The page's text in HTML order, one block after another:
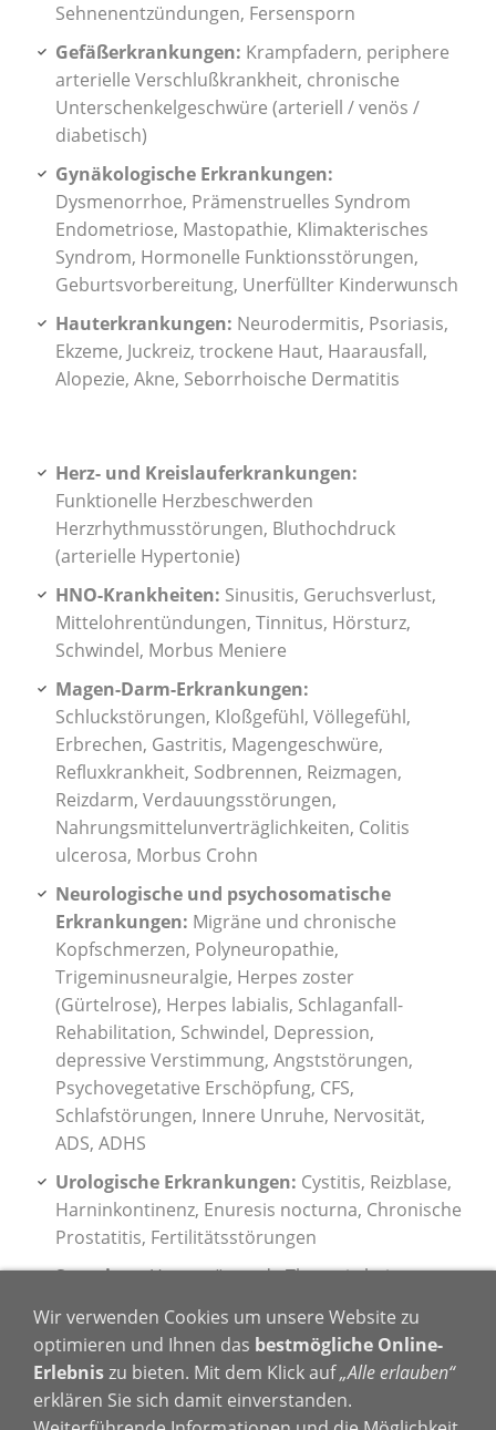
Sehnenentzündungen, Fersensporn
Gefäßerkrankungen: Krampfadern, periphere
arterielle Verschlußkrankheit, chronische
Unterschenkelgeschwüre (arteriell / venös /
diabetisch)
Gynäkologische Erkrankungen:
Dysmenorrhoe, Prämenstruelles Syndrom
Endometriose, Mastopathie, Klimakterisches
Syndrom, Hormonelle Funktionsstörungen,
Geburtsvorbereitung, Unerfüllter Kinderwunsch
Hauterkrankungen: Neurodermitis, Psoriasis,
Ekzeme, Juckreiz, trockene Haut, Haarausfall,
Alopezie, Akne, Seborrhoische Dermatitis
Herz- und Kreislauferkrankungen:
Funktionelle Herzbeschwerden
Herzrhythmusstörungen, Bluthochdruck
(arterielle Hypertonie)
HNO-Krankheiten: Sinusitis, Geruchsverlust,
Mittelohrentündungen, Tinnitus, Hörsturz,
Schwindel, Morbus Meniere
Magen-Darm-Erkrankungen:
Schluckstörungen, Kloßgefühl, Völlegefühl,
Erbrechen, Gastritis, Magengeschwüre,
Refluxkrankheit, Sodbrennen, Reizmagen,
Reizdarm, Verdauungsstörungen,
Nahrungsmittelunverträglichkeiten, Colitis
ulcerosa, Morbus Crohn
Neurologische und psychosomatische
Erkrankungen: Migräne und chronische
Kopfschmerzen, Polyneuropathie,
Trigeminusneuralgie, Herpes zoster
(Gürtelrose), Herpes labialis, Schlaganfall-
Rehabilitation, Schwindel, Depression,
depressive Verstimmung, Angststörungen,
Psychovegetative Erschöpfung, CFS,
Schlafstörungen, Innere Unruhe, Nervosität,
ADS, ADHS
Urologische Erkrankungen: Cystitis, Reizblase,
Harninkontinenz, Enuresis nocturna, Chronische
Prostatitis, Fertilitätsstörungen
Sonstiges:Unterstützende Therapie bei
Krebserkrankungen, Parodontitis, Vermehrtes
Schwitzen, Übergewicht
Bei speziellen, hier nicht genannten Krankheiten
Wir verwenden Cookies um unsere Website zu
optimieren und Ihnen das bestmögliche Online-
Erlebniszu bieten. Mit dem Klick auf„Alle erlauben“
erklären Sie sich damit einverstanden.